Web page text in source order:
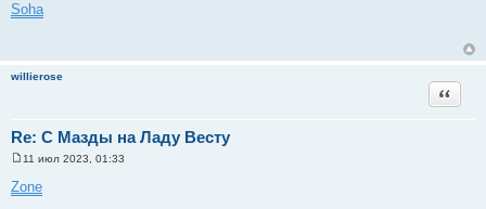
о
и
Soha
willierose
Re: С Мазды на Ладу Весту
Цитата
о
11 июл 2023, 01:33
Zone